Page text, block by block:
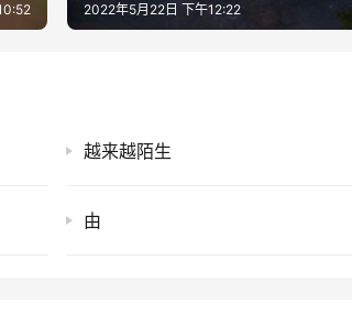
2022年5月22日 下午12:22
越来越陌生
由